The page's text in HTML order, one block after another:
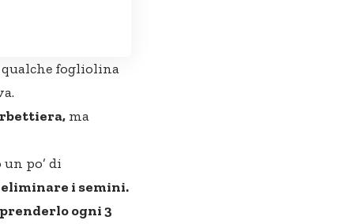
qualche fogliolina
ma
po’ di
i semini.
ogni 3